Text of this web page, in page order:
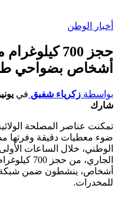
أخبار الوطن
حجز 700
أشخاص بضواحي
بواسطة زكرياء شفيق في يونيو 22,
شارك
تمكنت عناصر المصلحة
ضوء معطيات دقيقة وفرتها
الجاري، من
أشخاص، ينشطون ضمن شبكة
للمخدرات.